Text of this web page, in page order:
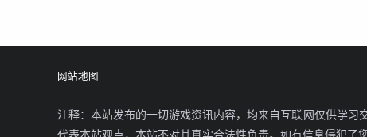
网站地图
注释：本站发布的一切游戏资讯内容，均来自互联网仅供学